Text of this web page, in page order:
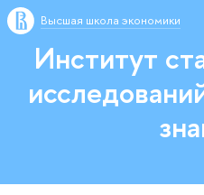
Высшая школа экономики
Институт